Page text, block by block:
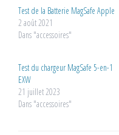
Test de la Batterie MagSafe Apple
2 août 2021
Dans "accessoires"
Test du chargeur MagSafe 5-en-1
EXW
21 juillet 2023
Dans "accessoires"